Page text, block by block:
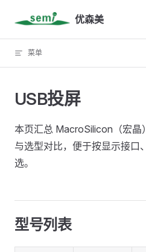
Skip to content 优森美
菜单
USB投屏
本页汇总 MacroSilicon（宏晶
与选型对比，便于按显示接口
选。
型号列表